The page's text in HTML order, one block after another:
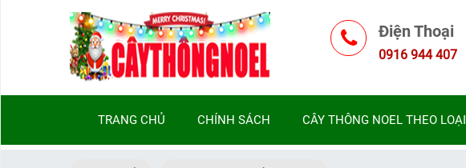
Điện Thoại
0916 944 407
TRANG CHỦ CHÍNH SÁCH CÂY THÔNG NOEL THEO LOẠI